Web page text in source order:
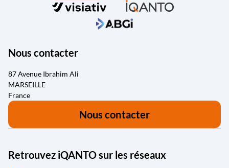
Nous contacter
87 Avenue Ibrahim Ali
MARSEILLE
France
Nous contacter
Retrouvez iQANTO sur les réseaux